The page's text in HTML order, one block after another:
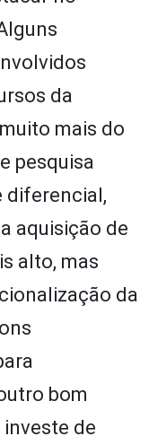
da
mais do
pesquisa
diferencial,
aquisição de
alto, mas
da
bom
investe de